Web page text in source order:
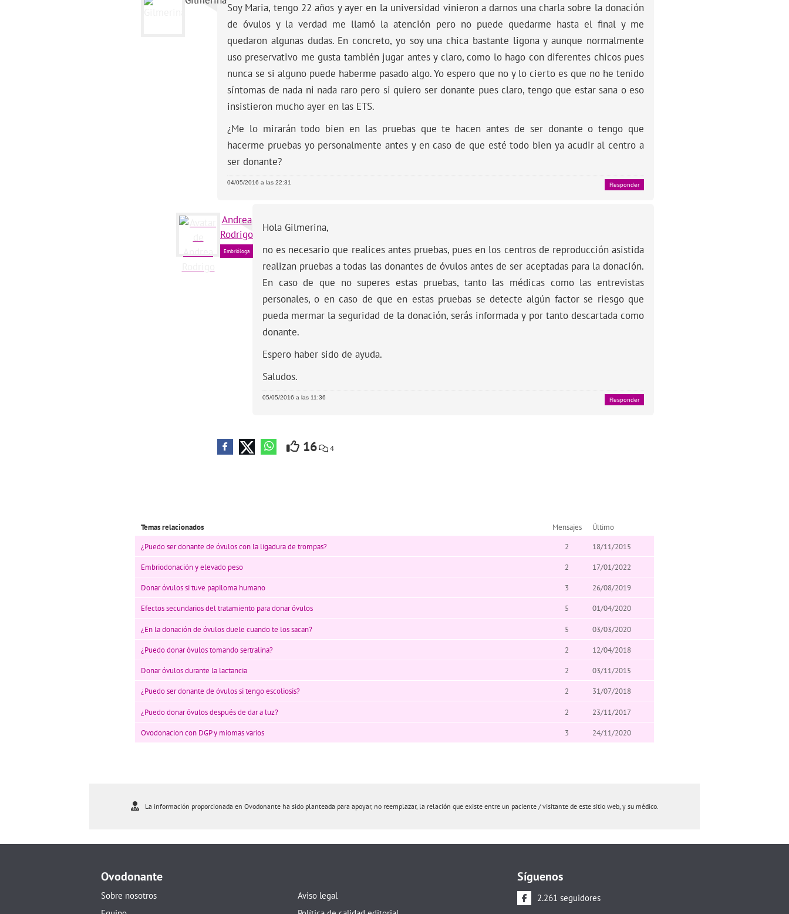
Soy Maria, tengo 22 años y ayer en la universidad vinieron a darnos una charla sobre la donación
de óvulos y la verdad me llamó la atención pero no puede quedarme hasta el final y me
quedaron algunas dudas. En concreto, yo soy una chica bastante ligona y aunque normalmente
uso preservativo me gusta también jugar antes y claro, como lo hago con diferentes chicos pues
nunca se si alguno puede haberme pasado algo. Yo espero que no y lo cierto es que no he tenido
síntomas de nada ni nada raro pero si quiero ser donante pues claro, tengo que estar sana o eso
insistieron mucho ayer en las ETS.
¿Me lo mirarán todo bien en las pruebas que te hacen antes de ser donante o tengo que
hacerme pruebas yo personalmente antes y en caso de que esté todo bien ya acudir al centro a
ser donante?
04/05/2016 a las 22:31 Responder
Andrea
Rodrigo
Embrióloga
Hola Gilmerina,
no es necesario que realices antes pruebas, pues en los centros de reproducción asistida
realizan pruebas a todas las donantes de óvulos antes de ser aceptadas para la donación.
En caso de que no superes estas pruebas, tanto las médicas como las entrevistas
personales, o en caso de que en estas pruebas se detecte algún factor se riesgo que
pueda mermar la seguridad de la donación, serás informada y por tanto descartada como
donante.
Espero haber sido de ayuda.
Saludos.
05/05/2016 a las 11:36 Responder
16 4
Temas relacionados Mensajes
Último
¿Puedo ser donante de óvulos con la ligadura de trompas?
2 18/11/2015
Embriodonación y elevado peso 2 17/01/2022
Donar óvulos si tuve papiloma humano 3 26/08/2019
Efectos secundarios del tratamiento para donar óvulos 5 01/04/2020
¿En la donación de óvulos duele cuando te los sacan? 5 03/03/2020
¿Puedo donar óvulos tomando sertralina? 2 12/04/2018
Donar óvulos durante la lactancia 2 03/11/2015
¿Puedo ser donante de óvulos si tengo escoliosis? 2 31/07/2018
¿Puedo donar óvulos después de dar a luz? 2 23/11/2017
Ovodonacion con DGP y miomas varios 3 24/11/2020
La información proporcionada en Ovodonante ha sido planteada para apoyar, no reemplazar, la relación que existe entre un paciente / visitante de este sitio web, y su médico.
Ovodonante
Sobre nosotros
Aviso legal
Síguenos
2.261 seguidores